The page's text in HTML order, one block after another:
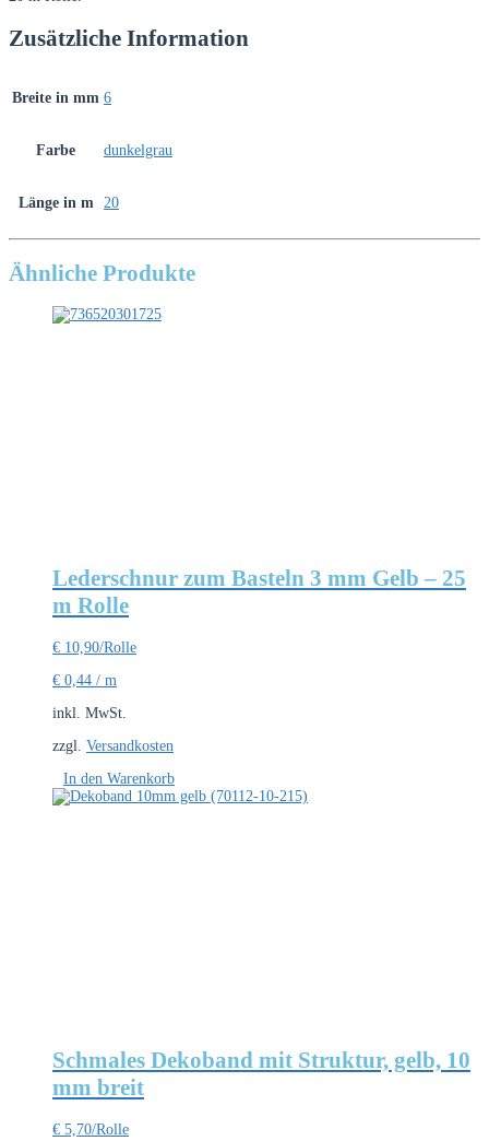
Zusätzliche Information
Breite in mm 6
Farbe dunkelgrau
Länge in m 20
Ähnliche Produkte
Lederschnur zum Basteln 3 mm Gelb – 25
m Rolle
€ 10,90/Rolle
€ 0,44 / m
inkl. MwSt.
zzgl. Versandkosten
In den Warenkorb
Schmales Dekoband mit Struktur, gelb, 10
mm breit
€ 5,70/Rolle